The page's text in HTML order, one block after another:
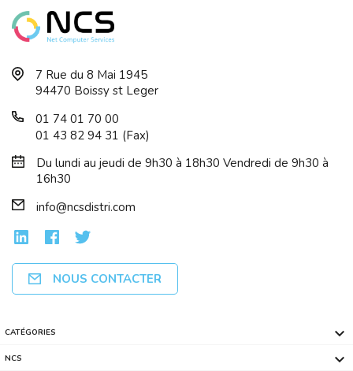
7 Rue du 8 Mai 1945
94470 Boissy st Leger
01 74 01 70 00
01 43 82 94 31 (Fax)
Du lundi au jeudi de 9h30 à 18h30 Vendredi de 9h30 à
16h30
info@ncsdistri.com
NOUS CONTACTER
CATÉGORIES 
NCS 